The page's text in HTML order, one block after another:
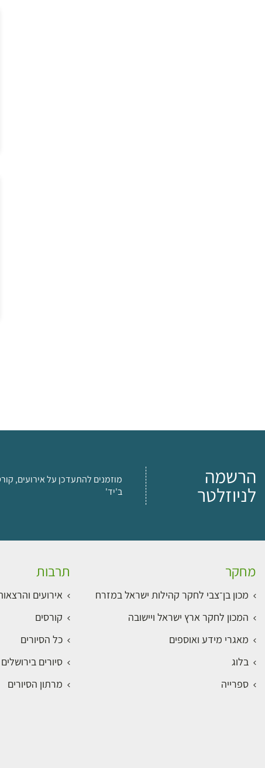
הרשמה
לניוזלטר
מוזמנים להתעדכן על אירועים,
ב'יד'
מחקר
מכון בן־צבי לחקר קהילות ישראל במזרח
המכון לחקר ארץ ישראל ויישובה
מאגרי מידע ואוספים
בלוג
ספרייה
תרבות
אירועים
קורסים
כל הסיורים
סיורים
מרתון הסיורים